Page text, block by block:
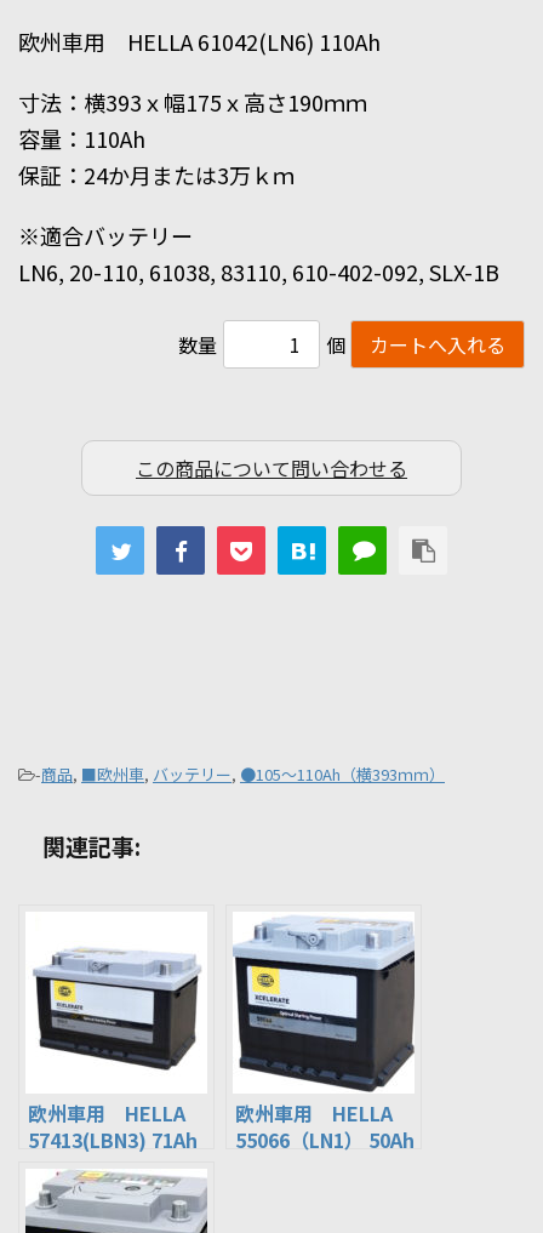
欧州車用 HELLA 61042(LN6) 110Ah
寸法：横393ｘ幅175ｘ高さ190ｍｍ
容量：110Ah
保証：24か月または3万ｋｍ
※適合バッテリー
LN6, 20-110, 61038, 83110, 610-402-092, SLX-1B
数量 個
この商品について問い合わせる
-商品, ■欧州車, バッテリー, ●105～110Ah（横393ｍｍ）
関連記事:
欧州車用 HELLA
57413(LBN3) 71Ah
欧州車用 HELLA
55066（LN1） 50Ah